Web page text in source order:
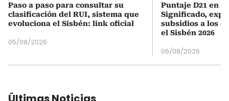
Paso a paso para consultar su
clasificación del RUI, sistema que
evoluciona el Sisbén: link oficial
05/08/2026
Puntaje D21 en
Significado,
subsidios a los
el Sisbén 2026
06/08/2026